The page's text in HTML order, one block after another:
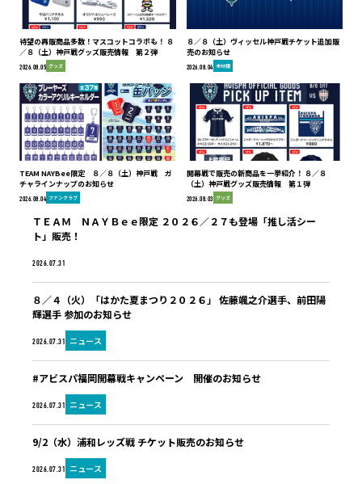
待望の再販商品多数！マスコットコラボも！ ８
／８（土）神戸戦グッズ販売情報 第２弾
2026.08.05 グッズ
８／８（土）ヴィッセル神戸戦チケット追加販
売のお知らせ
2026.08.04 未分類
TEAM NAYBee限定 ８／８（土）神戸戦 ガ
チャラインナップのお知らせ
2026.08.04 ファンクラブ
開幕戦で販売の新商品を一挙紹介！ ８／８
（土）神戸戦グッズ販売情報 第１弾
2026.08.03 グッズ
2026.07.31
ＴＥＡＭ ＮＡＹＢｅｅ限定 ２０２６／２７も登場「推し活シー
ト」販売！
2026.07.31 ニュース
８／４（火）「はかた夏まつり２０２６」 佐藤颯之介選手、前田陽
輝選手 参加のお知らせ
2026.07.31 ニュース
#アビスパ福岡開幕戦キャンペーン 開催のお知らせ
2026.07.31 ニュース
9/2（水）浦和レッズ戦 チケット販売のお知らせ